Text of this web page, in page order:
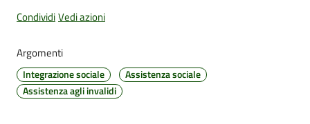
CondividiVedi azioni
Argomenti
Integrazione sociale
Assistenza sociale
Assistenza agli invalidi